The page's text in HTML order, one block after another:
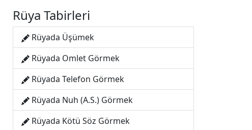
Rüya Tabirleri
Rüyada Üşümek
Rüyada Omlet Görmek
Rüyada Telefon Görmek
Rüyada Nuh (A.S.) Görmek
Rüyada Kötü Söz Görmek